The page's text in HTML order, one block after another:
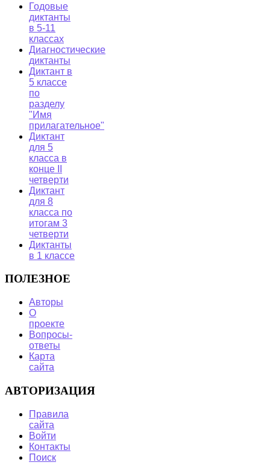
Годовые
диктанты
в 5-11
классах
Диагностические
диктанты
Диктант в
5 классе
по
разделу
"Имя
прилагательное"
Диктант
для 5
класса в
конце II
четверти
Диктант
для 8
класса по
итогам 3
четверти
Диктанты
в 1 классе
ПОЛЕЗНОЕ
Авторы
О
проекте
Вопросы-
ответы
Карта
сайта
АВТОРИЗАЦИЯ
Правила
сайта
Войти
Контакты
Поиск